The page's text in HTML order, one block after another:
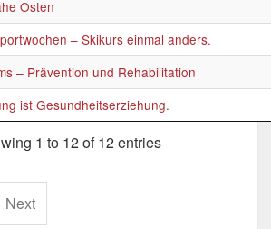
Osten
– Skikurs einmal anders.
– Prävention und Rehabilitation
ist Gesundheitserziehung.
1 to 12 of 12 entries
Next